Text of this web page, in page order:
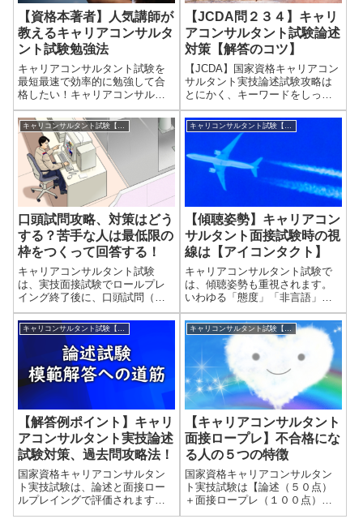
【資格本著者】人気講師が
教えるキャリアコンサルタ
ント試験勉強法
キャリアコンサルタント試験を
最短最速で効率的に勉強して合
格したい！キャリアコンサルタ
ント試験は、「学科試験」「実
技論述試験」「実技面接試験」
とそれぞれ異なった勉強法が必
要になります。どうすれば確実
に一発合格できるのか。大手資
格専門学校講師１...
【JCDA問２３４】キャリ
アコンサルタント試験論述
対策【解答のコツ】
【JCDA】国家資格キャリアコン
サルタント実技論述試験攻略は
とにかく、キーワードをしっか
り使って解答作成することが必
須であることを、前回【問１】
で解説しました。（第９回概
要、問１解答作成の注意点など
はこちら）【問２】【問３】
【問４】について...
口頭試問攻略、対策はどう
する？苦手な人は最低限の
枠をつくって回答する！
キャリアコンサルタント試験
は、実技面接試験でロールプレ
イング終了後に、口頭試問（試
験官から何個か質問される）が
あります。どれぐらい重要視さ
れているかは定かではありませ
んが、口頭試問５分の受けこた
えも合否に影響していることは
間違いありません。...
【傾聴姿勢】キャリアコン
サルタント面接試験時の視
線は【アイコンタクト】
キャリアコンサルタント試験で
は、傾聴姿勢も重視されます。
いわゆる「態度」「非言語」に
相当しますね。「非言語」の大
切さについては、こちらの記事
もご確認くださいね。ざっくり
言うと「相談員として雰囲気が
いいか」「あたたかい包み込め
るような態度で相...
【解答例ポイント】キャリ
アコンサルタント実技論述
試験対策、過去問攻略法！
国家資格キャリアコンサルタン
ト実技試験は、論述と面接ロー
ルプレイングで評価されます。
配点は論述が５０点満点、面接
【キャリアコンサルタント
面接ロープレ】不合格にな
る人の５つの特徴
国家資格キャリアコンサルタン
ト実技試験は【論述（５０点）
＋面接ロープレ（１００点）】
の合計点数（合計９０点以上）